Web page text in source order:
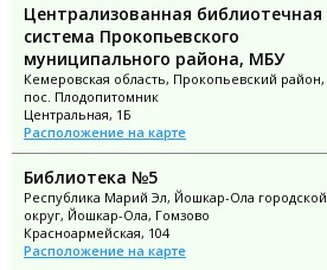
Централизованная библиотечная
система Прокопьевского
муниципального района, МБУ
Кемеровская область, Прокопьевский район,
пос. Плодопитомник
Центральная, 1Б
Расположение на карте
Библиотека №5
Республика Марий Эл, Йошкар-Ола городской
округ, Йошкар-Ола, Гомзово
Красноармейская, 104
Расположение на карте